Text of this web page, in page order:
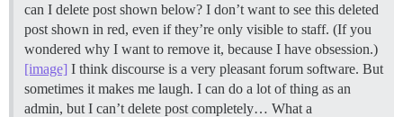
can I delete post shown below? I don’t want to see this deleted
post shown in red, even if they’re only visible to staff. (If you
wondered why I want to remove it, because I have obsession.)
[image] I think discourse is a very pleasant forum software. But
sometimes it makes me laugh. I can do a lot of thing as an
admin, but I can’t delete post completely… What a